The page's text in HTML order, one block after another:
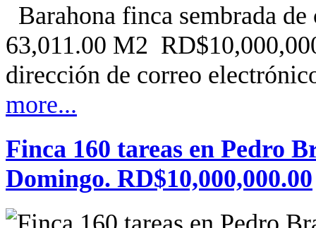
Barahona finca sembrada
63,011.00 M2
dirección de correo
more...
Finca 160 tareas en Pedro
Domingo. RD$10,000,000.00